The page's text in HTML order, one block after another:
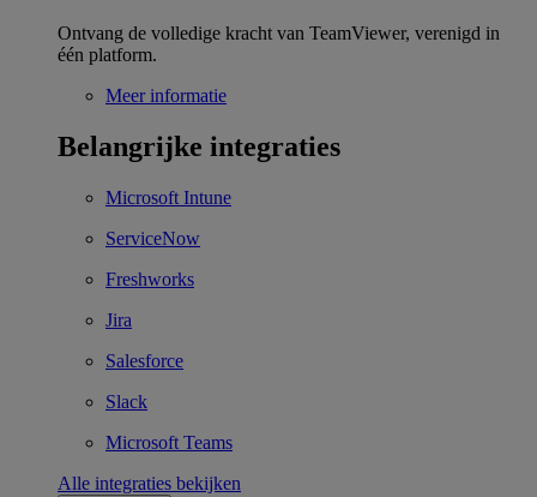
Ontvang de volledige kracht van TeamViewer, verenigd in
één platform.
Meer informatie
Belangrijke integraties
Microsoft Intune
ServiceNow
Freshworks
Jira
Salesforce
Slack
Microsoft Teams
Alle integraties bekijken